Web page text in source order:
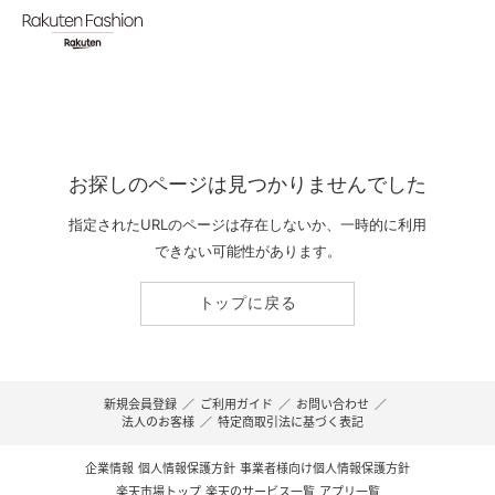
お探しのページは見つかりませんでした
指定されたURLのページは存在しないか、一時的に利用
できない可能性があります。
トップに戻る
新規会員登録 ／ ご利用ガイド ／ お問い合わせ ／
法人のお客様 ／ 特定商取引法に基づく表記
企業情報 個人情報保護方針 事業者様向け個人情報保護方針
楽天市場トップ 楽天のサービス一覧 アプリ一覧